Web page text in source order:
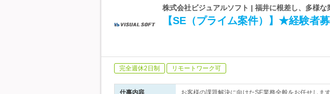
株式会社ビジュアルソフト | 福井に根差し、多様
【SE（プライム案件）】★経験者
完全週休2日制 リモートワーク可
仕事内容 お客様の課題解決に向けたSE業務全般をお任せしま